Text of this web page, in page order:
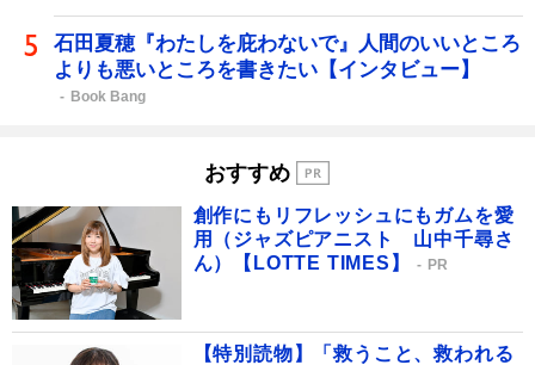
石田夏穂『わたしを庇わないで』人間のいいところ
よりも悪いところを書きたい【インタビュー】
Book Bang
おすすめ
創作にもリフレッシュにもガムを愛
用（ジャズピアニスト 山中千尋さ
ん）【LOTTE TIMES】
PR
【特別読物】「救うこと、救われる